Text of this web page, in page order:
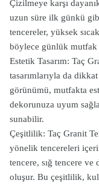
Çizilmeye karşı
uzun süre ilk günkü
tencereler, yüksek
böylece günlük mutfak
Estetik Tasarım: Taç
tasarımlarıyla da
görünümü, mutfakta
dekorunuza uyum
sunabilir.
Çeşitlilik: Taç Granit
yönelik tencereleri
tencere, sığ tencere
oluşur. Bu çeşitlilik,